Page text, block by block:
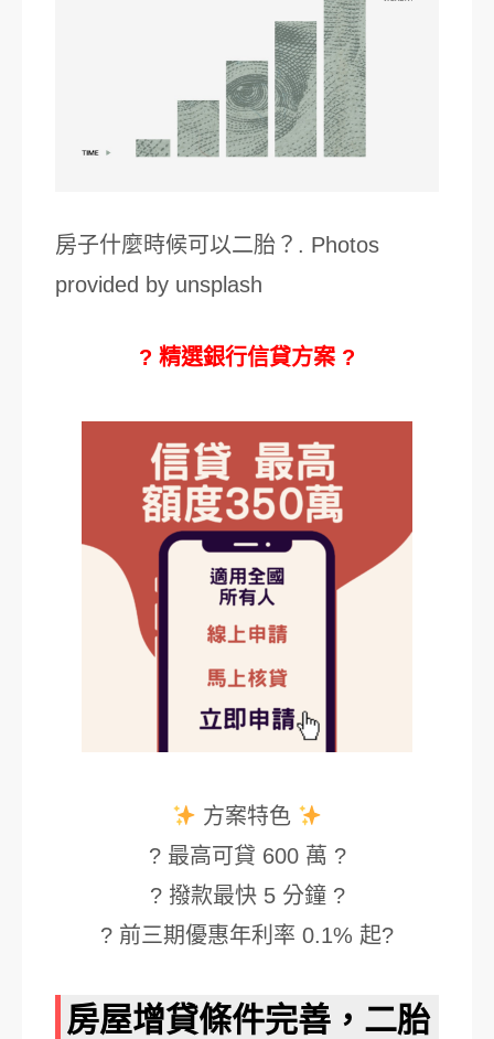
房子什麼時候可以二胎？. Photos
provided by unsplash
? 精選銀行信貸方案 ?
方案特色
? 最高可貸 600 萬 ?
? 撥款最快 5 分鐘 ?
? 前三期優惠年利率 0.1% 起?
房屋增貸條件完善，二胎